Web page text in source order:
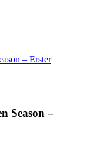
– Erster
Season –